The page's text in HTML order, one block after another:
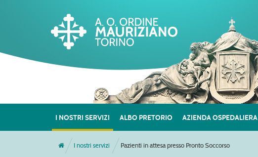
I NOSTRI SERVIZI ALBO PRETORIO AZIENDA OSPEDALIERA
I nostri servizi Pazienti in attesa presso Pronto Soccorso